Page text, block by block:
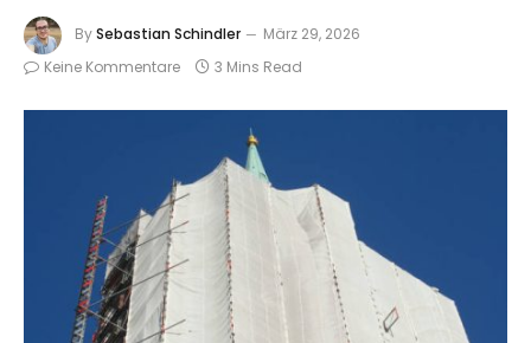
BySebastian Schindler
März 29, 2026
Keine Kommentare
3 Mins Read